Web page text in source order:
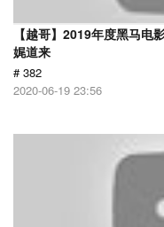
【越哥】2019年度黑马电
娓道来
# 382
2020-06-19 23:56